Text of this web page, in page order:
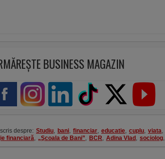
BUSINESS MAGAZIN
despre: Studiu, bani, financiar, educatie, cuplu, viata,
financiară, „Şcoala de Bani”, BCR, Adina Vlad , sociolog,